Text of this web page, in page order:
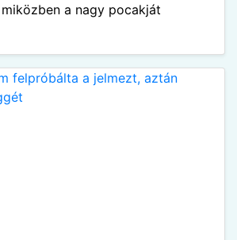
a nagy pocakját